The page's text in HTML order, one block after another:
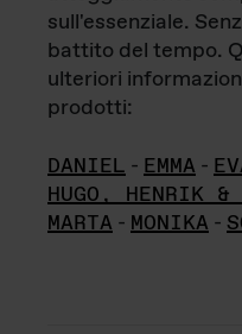
sull'essenziale.
battito del tempo.
ulteriori
prodotti:
DANIEL - EMMA -
HUGO, HENRIK &
MARTA - MONIKA -